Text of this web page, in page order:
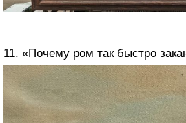
11. «Почему ром так быстро